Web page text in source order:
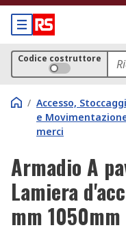
Codice costruttore
/ Accesso,
e
merci
Armadio A
Lamiera
mm